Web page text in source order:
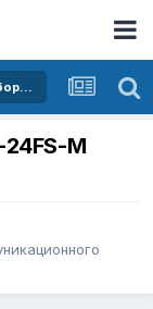
Покупка и продажа телекоммуникационного оборудования
M